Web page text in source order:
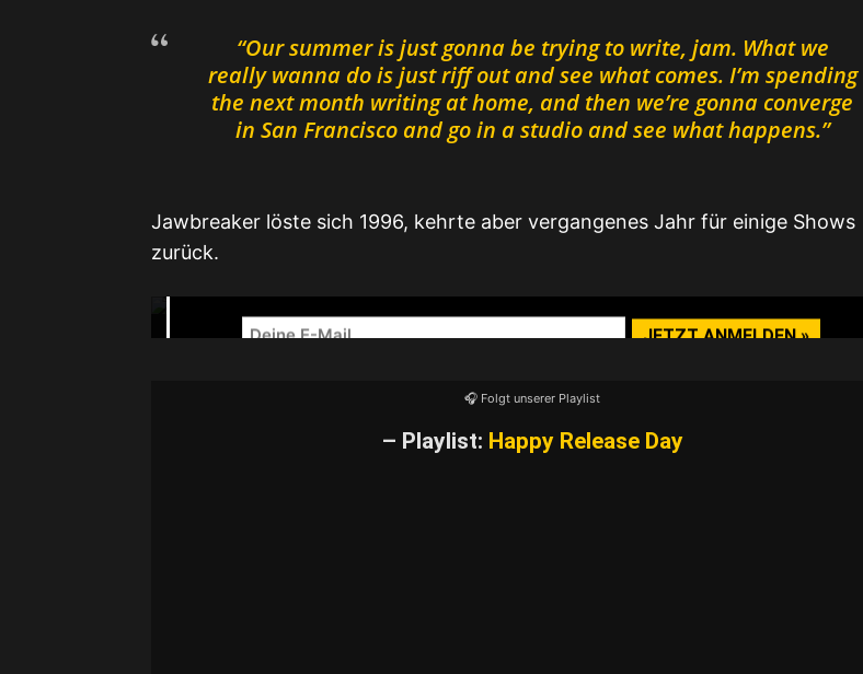
“Our summer is just gonna be trying to write, jam. What we
really wanna do is just riff out and see what comes. I’m spending
the next month writing at home, and then we’re gonna converge
in San Francisco and go in a studio and see what happens.”
Jawbreaker löste sich 1996, kehrte aber vergangenes Jahr für einige Shows
zurück.
Mit dem Laden des Videos akzeptierst du die Datenschutzerklärung von YouTube.
VIDEO LADEN
🎧 Folgt unserer Playlist
– Playlist: Happy Release Day